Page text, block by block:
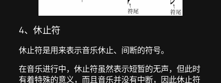
4、休止符
休止符是用来表示音乐休止、间断的符号。
在音乐进行中，休止符虽然表示短暂的无声，但此时
有着特殊的意义，而且音乐并没有中断，因此休止符